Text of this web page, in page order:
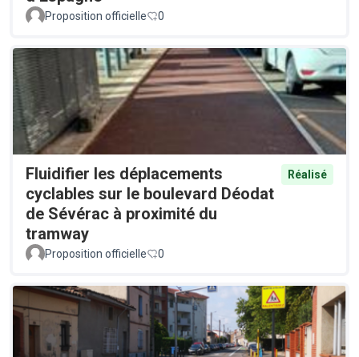
Proposition officielle 0
Fluidifier les déplacements
cyclables sur le boulevard Déodat
de Sévérac à proximité du
tramway
Réalisé
Proposition officielle 0